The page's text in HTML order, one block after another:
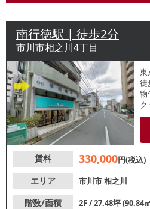
南行徳駅 | 徒歩2分
市川市相之川4丁目
東
徒
物
ク
す
賃料 330,000円(税込)
エリア
市川市相之川
階数/面積
2F / 27.48坪 (90.84